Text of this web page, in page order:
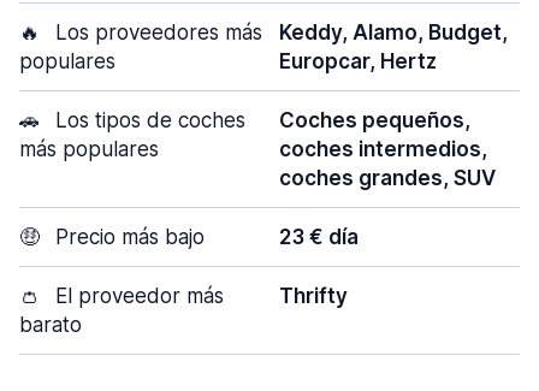
🔥
Los proveedores más
populares
Keddy, Alamo, Budget,
Europcar, Hertz
🚗
Los tipos de coches
más populares
Coches pequeños,
coches intermedios,
coches grandes, SUV
🤑 Precio más bajo 23 € día
👛
El proveedor más
barato
Thrifty